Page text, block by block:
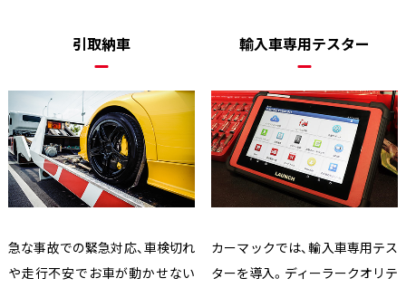
引取納車
急な事故での緊急対応、車検切れ
や走行不安でお車が動かせない
輸入車専用テスター
カーマックでは、輸入車専用テス
ターを導入。ディーラークオリテ